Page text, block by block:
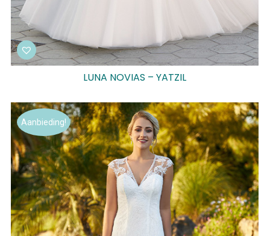
LUNA NOVIAS – YATZIL
Aanbieding!